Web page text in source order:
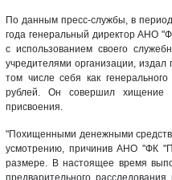
По данным пресс-службы, в
года генеральный директор АНО
с использованием своего
учредителями организации,
том числе себя как
рублей. Он совершил хищение
присвоения.
"Похищенными денежными
усмотрению, причинив АНО "ФК
размере. В настоящее время
предварительного